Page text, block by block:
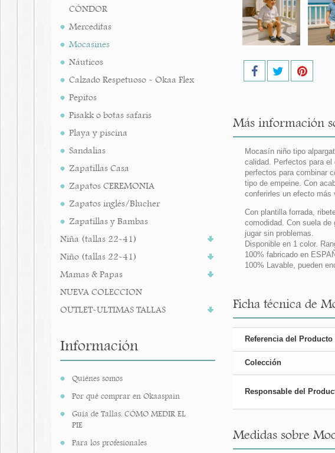
CÓNDOR
Merceditas
Mocasines
Náuticos
Calzado Respetuoso - Okaa Flex
Pepitos
Pisakk o botas safaris
Playa y piscina
Sandalias
Zapatillas Casa
Zapatos CEREMONIA
Zapatos inglés/Blucher
Zapatillas y Bambas
Niña (tallas 22-41)
Niño (tallas 22-41)
Mamas & Papas
NUEVA COLECCION
OUTLET-ULTIMAS TALLAS
Información
Quiénes somos
Por qué comprar en Okaaspain
Guía de Tallas. CÓMO MEDIR EL
PIE
Para los profesionales
Más información
Mocasín niño tipo
calidad. Perfectos para
perfectos para combinar
tipo de empeine. Con
conferirles un efecto más
Con plantilla forrada,
comodidad. Con suela
jugar sin problemas.
Disponible en 1 color.
100% fabricado en
100% Lavable, pueden
Ficha técnica de
Referencia del Producto
Colección
Responsable del
Medidas sobre